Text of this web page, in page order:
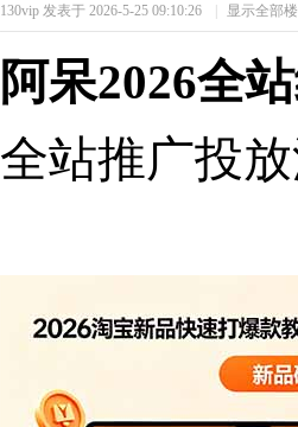
130vip 发表于 2026-5-25 09:10:26 | 显示全部
阿呆2026全
全站推广投